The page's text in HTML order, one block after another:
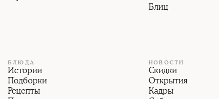
Блиц
БЛЮДА
Истории
Подборки
Рецепты
НОВОСТИ
Скидки
Открытия
Кадры